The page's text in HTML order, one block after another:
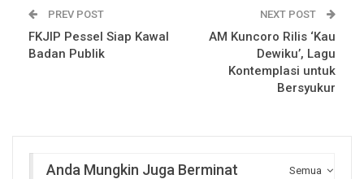
PREV POST
FKJIP Pessel Siap Kawal
Badan Publik
NEXT POST
AM Kuncoro Rilis ‘Kau
Dewiku’, Lagu
Kontemplasi untuk
Bersyukur
Semua
Anda Mungkin Juga Berminat